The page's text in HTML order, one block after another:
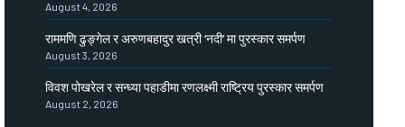
August 4, 2026
राममणि ढुङ्गेल र अरुणबहादुर खत्री ‘नदी’ मा पुरस्कार समर्पण
August 3, 2026
विवश पोखरेल र सन्ध्या पहाडीमा रणलक्ष्मी राष्ट्रिय पुरस्कार समर्पण
August 2, 2026